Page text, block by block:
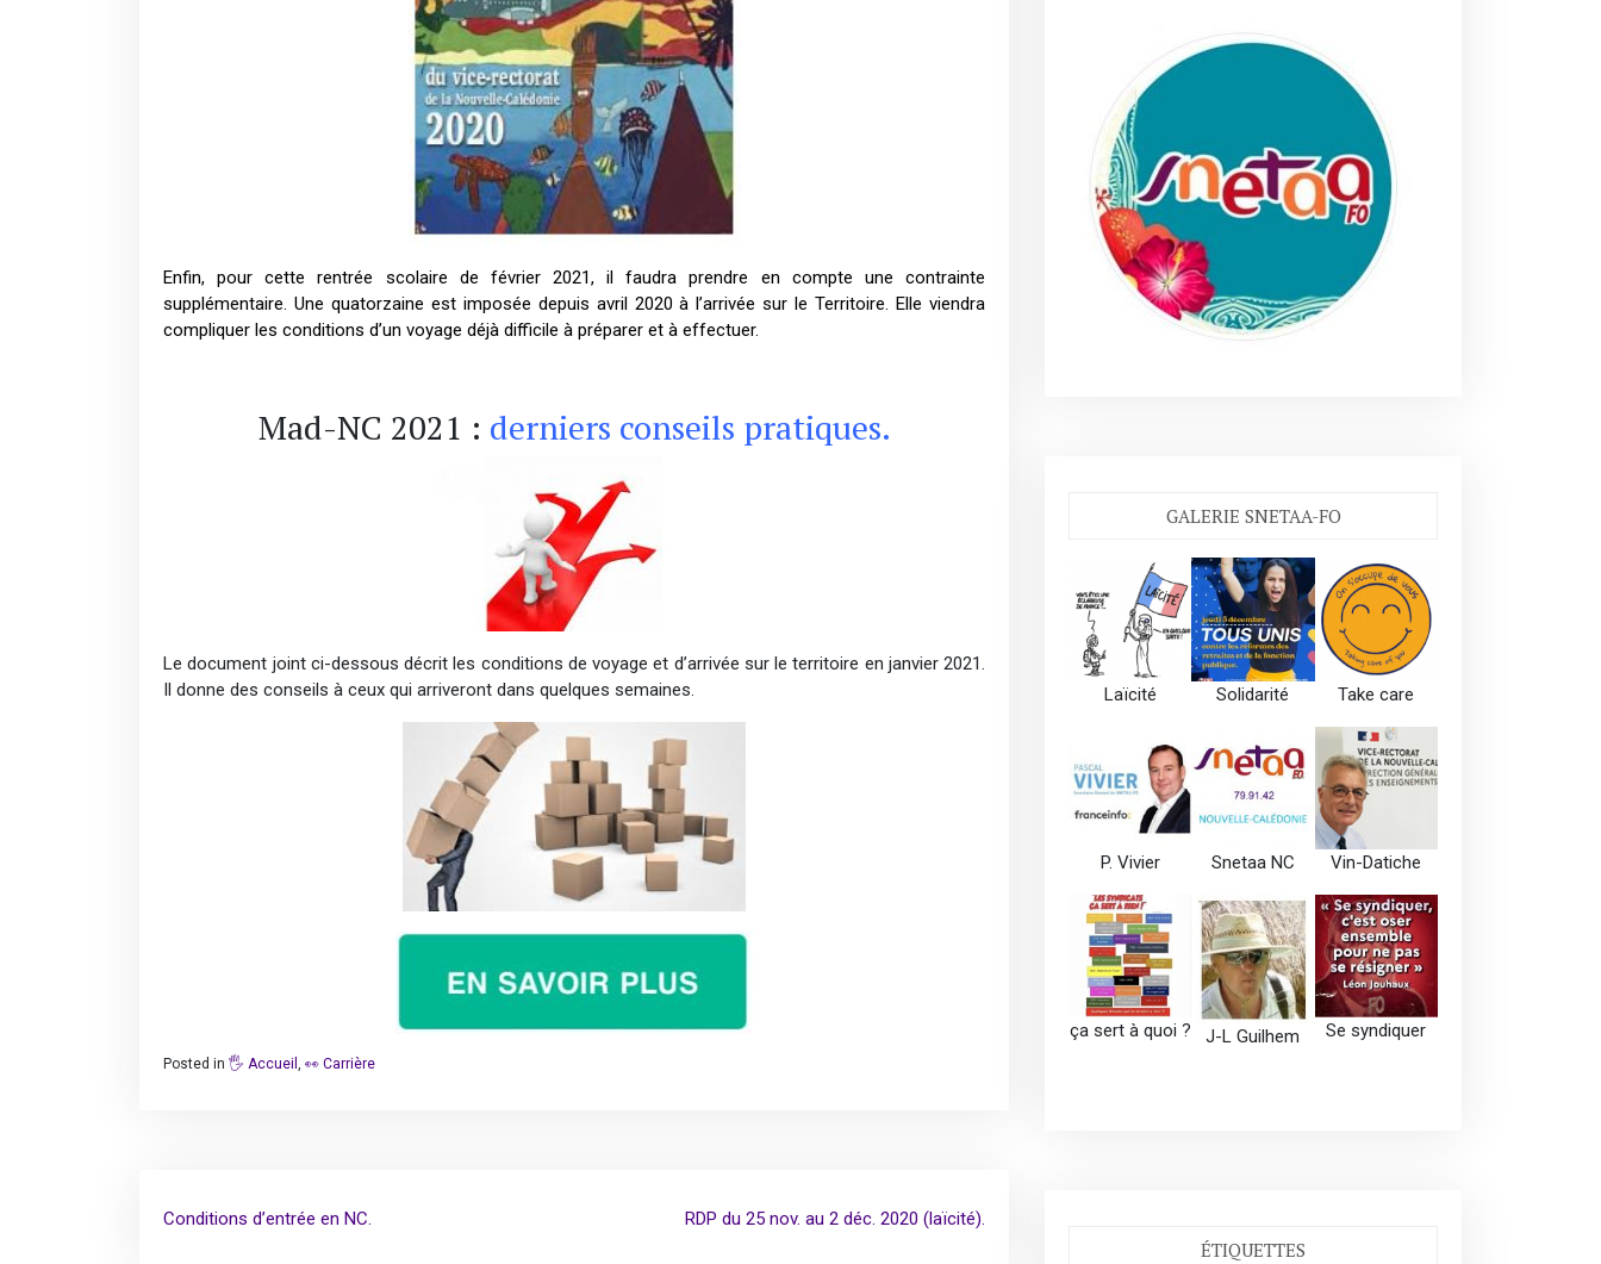
Enfin, pour cette rentrée scolaire de février 2021, il faudra prendre en compte une contrainte
supplémentaire. Une quatorzaine est imposée depuis avril 2020 à l’arrivée sur le Territoire. Elle viendra
compliquer les conditions d’un voyage déjà difficile à préparer et à effectuer.
Mad-NC 2021 : derniers conseils pratiques.
Le document joint ci-dessous décrit les conditions de voyage et d’arrivée sur le territoire en janvier 2021.
Il donne des conseils à ceux qui arriveront dans quelques semaines.
Posted in 🖐️ Accueil , 👀 Carrière
de
Conditions d’entrée en NC. RDP du 25 nov. au 2 déc. 2020 (laïcité).
GALERIE SNETAA-FO
Laïcité Solidarité Take care
P. Vivier Snetaa NC Vin-Datiche
ça sert à quoi ? J-L Guilhem Se syndiquer
ÉTIQUETTES